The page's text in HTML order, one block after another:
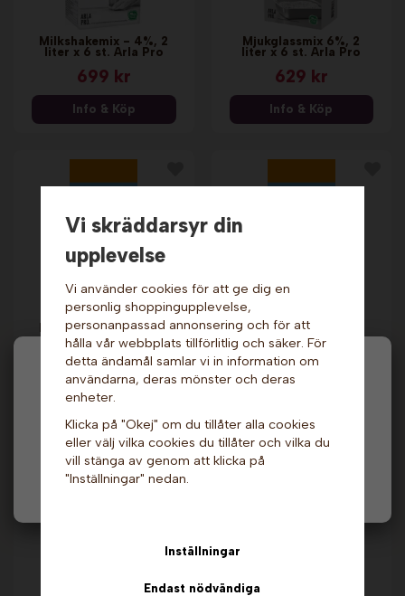
Hej och välkommen till Gottes!
moms) eller företag (exkl. moms) för hur våra priser
ska visas.
Privat
Milkshakemix - 4%, 2
liter x 6 st. Arla Pro
699 kr
Info & Köp
Mjukglassmix 6%, 2
liter x 6 st. Arla Pro
629 kr
Info & Köp
Mjukglassmix -
Laktosfri, 6%, 2 liter.
Triumf
199 kr
Info & Köp
Laktosfri, 6%, 2 liter
x 6 st. Triumf
899 kr
Andra köpte även
Vi skräddarsyr din
upplevelse
Vi använder cookies för att ge dig en
personlig shoppingupplevelse,
personanpassad annonsering och för att
hålla vår webbplats tillförlitlig och säker. För
detta ändamål samlar vi in information om
användarna, deras mönster och deras
enheter.
Klicka på "Okej" om du tillåter alla cookies
eller välj vilka cookies du tillåter och vilka du
vill stänga av genom att klicka på
"Inställningar" nedan.
Inställningar
Endast nödvändiga